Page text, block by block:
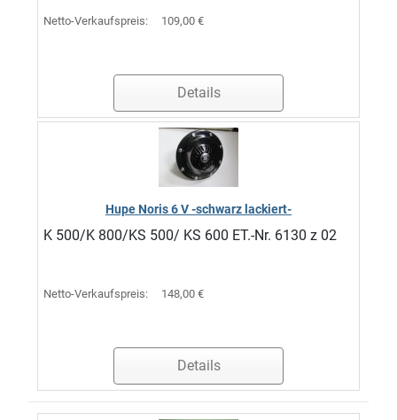
Netto-Verkaufspreis: 109,00 €
Details
Hupe Noris 6 V -schwarz lackiert-
K 500/K 800/KS 500/ KS 600 ET.-Nr. 6130 z 02
Netto-Verkaufspreis: 148,00 €
Details